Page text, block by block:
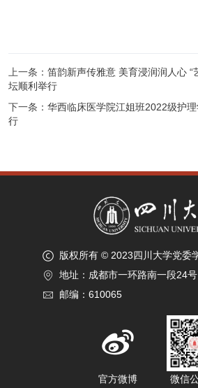
上一条： 笛韵新声传雅意 美育浸润润人心 “
坛顺利举行
下一条： 华西临床医学院江姐班2022级护
行
版权所有 © 2023四川大学党委
地址：成都市一环路南一段24号
邮编：610065
官方微博 微信